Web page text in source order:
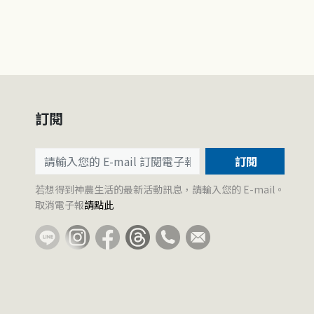
訂閱
訂閱
若想得到神農生活的最新活動訊息，請輸入您的 E-mail。
取消電子報請點此